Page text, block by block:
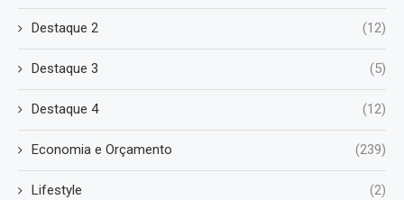
Destaque 2 (12)
Destaque 3 (5)
Destaque 4 (12)
Economia e Orçamento (239)
Lifestyle (2)